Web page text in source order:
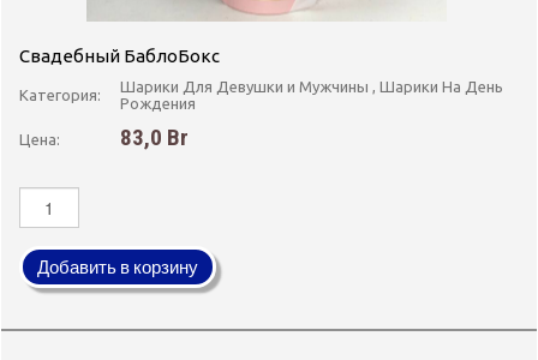
Свадебный БаблоБокс
Категория:
Шарики Для Девушки и Мужчины , Шарики На День
Рождения
Цена: 83,0 Br
Добавить в корзину